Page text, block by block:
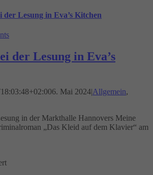
der Lesung in Eva’s Kitchen
der Lesung in Eva’s
6. Mai 2024|Allgemein,
in der Markthalle Hannovers Meine
„Das Kleid auf dem Klavier“ am
für